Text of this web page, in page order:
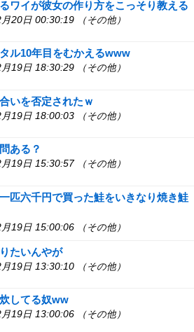
ワイが彼女の作り方をこっそり教える
20日 00:30:19 （その他）
ル10年目をむかえるwww
19日 18:30:29 （その他）
いを否定されたｗ
19日 18:00:03 （その他）
ある？
19日 15:30:57 （その他）
匹六千円で買った鮭をいきなり焼き鮭
19日 15:00:06 （その他）
たいんやが
19日 13:30:10 （その他）
してる奴ww
19日 13:00:06 （その他）